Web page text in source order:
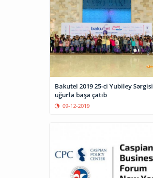
Bakutel 2019 25-ci Yubiley Sərgisi
uğurla başa çatıb
09-12-2019